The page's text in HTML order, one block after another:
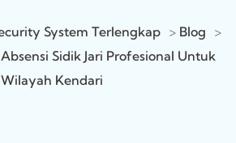
System Terlengkap > Blog >
Sidik Jari Profesional Untuk
Wilayah Kendari